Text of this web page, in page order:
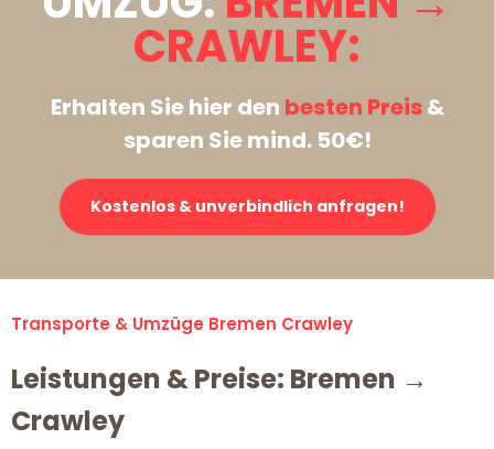
CRAWLEY:
Erhalten Sie hier den besten Preis&
sparen Sie mind. 50€!
Kostenlos & unverbindlich anfragen!
Transporte & Umzüge Bremen Crawley
Leistungen & Preise: Bremen →
Crawley